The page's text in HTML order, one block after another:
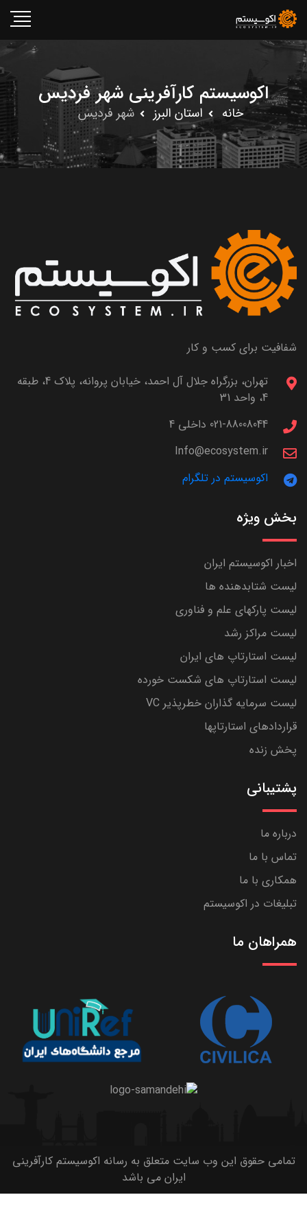
اکوسیستم کارآفرینی شهر فردیس
خانه استان البرز شهر فردیس
شفافیت برای کسب و کار
تهران، بزرگراه جلال آل احمد، خیابان پروانه، پلاک 4، طبقه
4، واحد 31
021-88008044 داخلی 4
Info@ecosystem.ir
اکوسیستم در تلگرام
بخش ویژه
اخبار اکوسیستم ایران
لیست شتابدهنده ها
لیست پارکهای علم و فناوری
لیست مراکز رشد
لیست استارتاپ های ایران
لیست استارتاپ های شکست خورده
لیست سرمایه گذاران خطرپذیر VC
قراردادهای استارتاپها
پخش زنده
پشتیبانی
درباره ما
تماس با ما
همکاری با ما
تبلیغات در اکوسیستم
همراهان ما
تمامی حقوق این وب سایت متعلق به رسانه اکوسیستم کارآفرینی
ایران می باشد